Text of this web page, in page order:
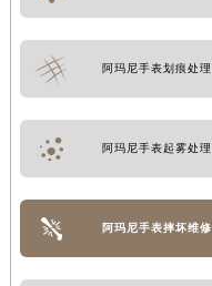
阿玛尼手表划痕处理
阿玛尼手表起雾处理
阿玛尼手表摔坏维修